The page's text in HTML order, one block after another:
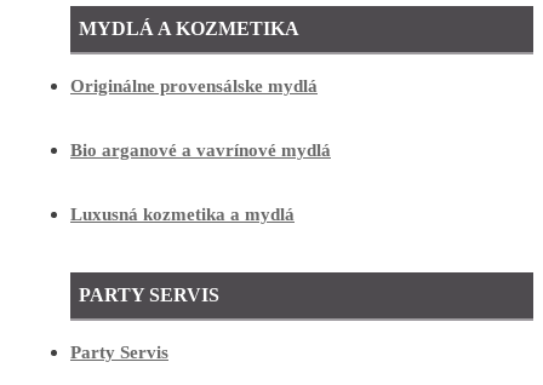
MYDLÁ A KOZMETIKA
Originálne provensálske mydlá
Bio arganové a vavrínové mydlá
Luxusná kozmetika a mydlá
PARTY SERVIS
Party Servis